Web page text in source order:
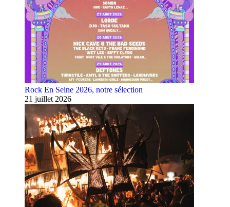
Rock En Seine 2026, notre sélection
21 juillet 2026